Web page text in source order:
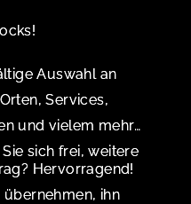
Auswahl an
Services,
und vielem mehr
sich frei, weitere
Hervorragend!
übernehmen, ihn